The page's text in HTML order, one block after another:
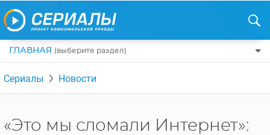
ГЛАВНАЯ (выберите раздел)
ПО ЖАНРАМ
КОМЕДИИ
ДРАМЫ
США
РЕЦЕНЗИИ
Сериалы Новости
«Это мы сломали Интернет»: